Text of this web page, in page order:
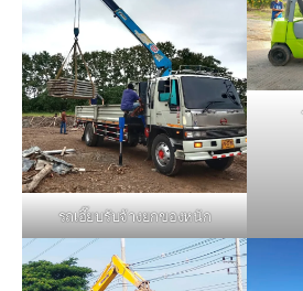
รถเฮี๊ยบรับจ้างยกของหนัก